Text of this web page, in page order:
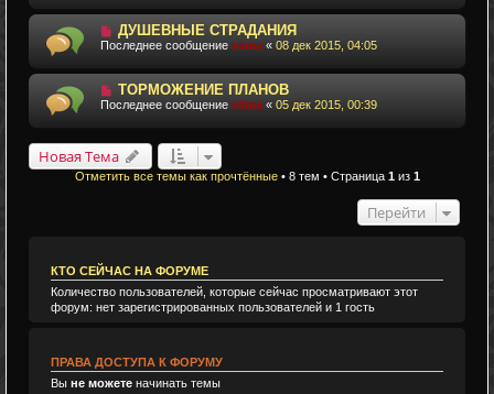
ДУШЕВНЫЕ СТРАДАНИЯ
Последнее сообщение viima « 08 дек 2015, 04:05
ТОРМОЖЕНИЕ ПЛАНОВ
Последнее сообщение viima « 05 дек 2015, 00:39
Новая Тема
Отметить все темы как прочтённые• 8 тем • Страница 1из 1
Перейти
КТО СЕЙЧАС НА ФОРУМЕ
Количество пользователей, которые сейчас просматривают этот
форум: нет зарегистрированных пользователей и 1 гость
ПРАВА ДОСТУПА К ФОРУМУ
Вы не можете начинать темы